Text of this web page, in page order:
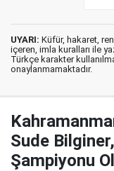
UYARI: Küfür, hakaret,
içeren, imla kuralları ile
Türkçe karakter
onaylanmamaktadır.
Sude
Şampiyonu